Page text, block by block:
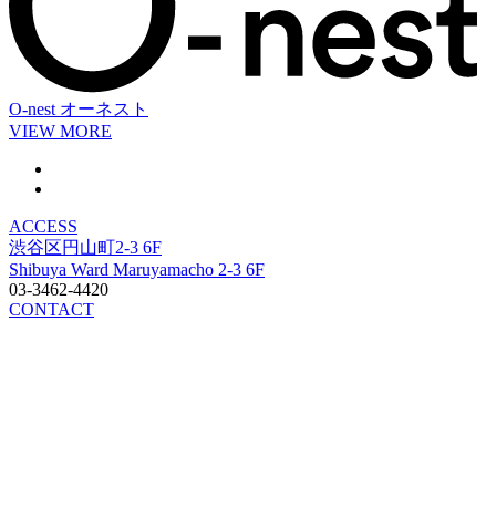
O-nest オーネスト
VIEW MORE
ACCESS
渋谷区円山町2-3 6F
Shibuya Ward Maruyamacho 2-3 6F
03-3462-4420
CONTACT